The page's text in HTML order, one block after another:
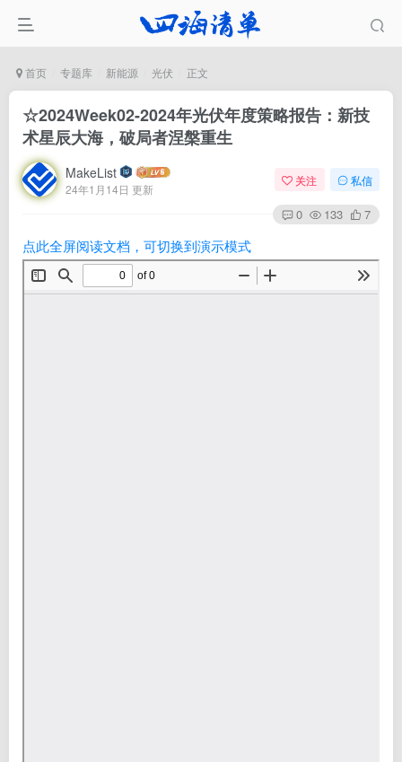
首页 专题库 新能源 光伏 正文
☆2024Week02-2024年光伏年度策略报告：新技
术星辰大海，破局者涅槃重生
MakeList
24年1月14日 更新
关注 私信
0 133 7
点此全屏阅读文档，可切换到演示模式